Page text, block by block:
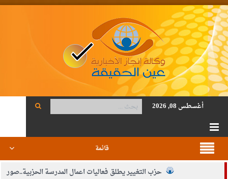
أغسطس 08, 2026
قائمة
حزب التغيير يطلق فعاليات اعمال المدرسة الحزبية..صور